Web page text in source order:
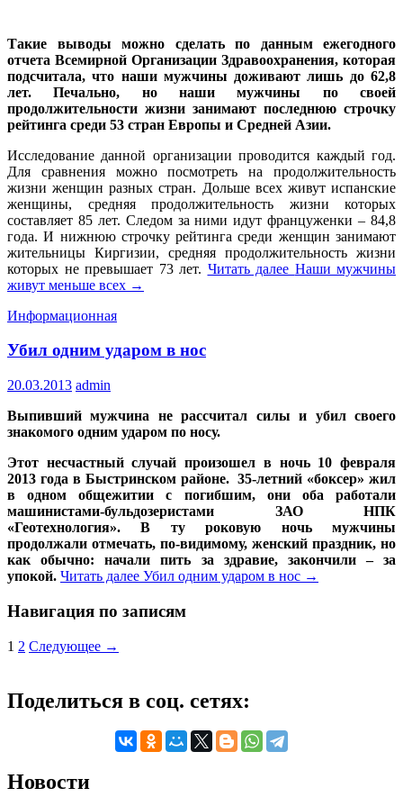
Такие выводы можно сделать по данным ежегодного
отчета Всемирной Организации Здравоохранения, которая
подсчитала, что наши мужчины доживают лишь до 62,8
лет. Печально, но наши мужчины по своей
продолжительности жизни занимают последнюю строчку
рейтинга среди 53 стран Европы и Средней Азии.
Исследование данной организации проводится каждый год.
Для сравнения можно посмотреть на продолжительность
жизни женщин разных стран. Дольше всех живут испанские
женщины, средняя продолжительность жизни которых
составляет 85 лет. Следом за ними идут француженки – 84,8
года. И нижнюю строчку рейтинга среди женщин занимают
жительницы Киргизии, средняя продолжительность жизни
которых не превышает 73 лет. Читать далее Наши мужчины
живут меньше всех →
Информационная
Убил одним ударом в нос
20.03.2013 admin
Выпивший мужчина не рассчитал силы и убил своего
знакомого одним ударом по носу.
Этот несчастный случай произошел в ночь 10 февраля
2013 года в Быстринском районе. 35-летний «боксер» жил
в одном общежитии с погибшим, они оба работали
машинистами-бульдозеристами ЗАО НПК
«Геотехнология». В ту роковую ночь мужчины
продолжали отмечать, по-видимому, женский праздник, но
как обычно: начали пить за здравие, закончили – за
упокой. Читать далее Убил одним ударом в нос →
Навигация по записям
1 2 Следующее →
Поделиться в соц. сетях:
Новости